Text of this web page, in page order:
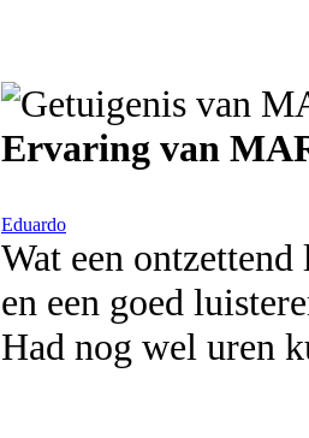
Ervaring van
Eduardo
Wat een
en een goed
Had nog wel uren